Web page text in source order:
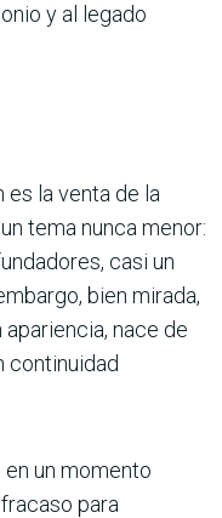
y al legado
la venta de la
tema nunca menor:
casi un
bien mirada,
nace de
continuidad
un momento
para